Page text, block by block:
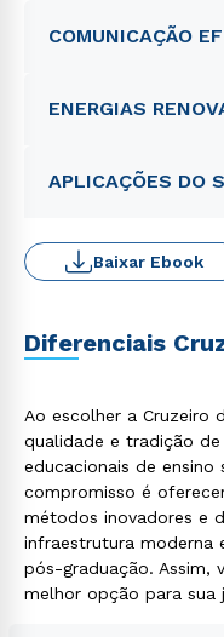
COMUNICAÇÃO
ENERGIAS
APLICAÇÕES DO
Baixar Ebook
Diferenciais
Ao escolher a Cruzeiro
qualidade e tradição
educacionais de ensino
compromisso é
métodos inovadores e
infraestrutura moderna
pós-graduação. Assim,
melhor opção para sua
Rápido e